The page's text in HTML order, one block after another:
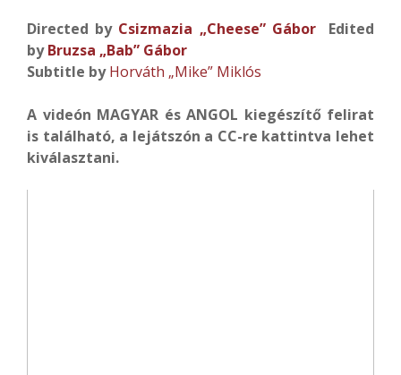
Directed by Csizmazia „Cheese” Gábor
Edited
byBruzsa „Bab” Gábor
Subtitle by Horváth „Mike” Miklós
A videón MAGYAR és ANGOL kiegészítő felirat
is található, a lejátszón a CC-re kattintva lehet
kiválasztani.